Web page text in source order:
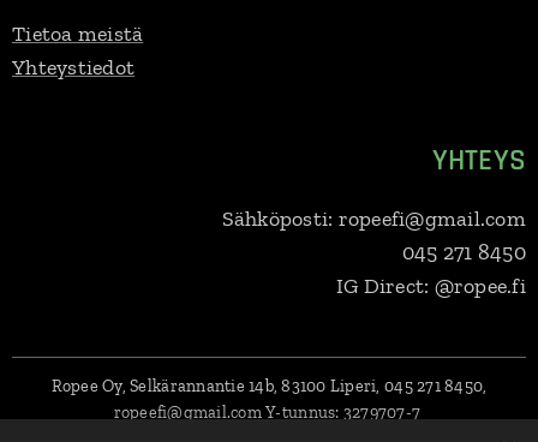
Tietoa meistä
Yhteystiedot
YHTEYS
Sähköposti: ropeefi@gmail.com
045 271 8450
IG Direct: @ropee.fi
Ropee Oy, Selkärannantie 14b, 83100 Liperi, 045 271 8450,
ropeefi@gmail.comY-tunnus: 3279707-7